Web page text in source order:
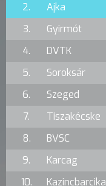
2.
Ajka
3.
Gyirmót
4.
DVTK
5.
Soroksár
6.
Szeged
7.
Tiszakécske
8.
BVSC
9.
Karcag
10.
Kazincbarcika